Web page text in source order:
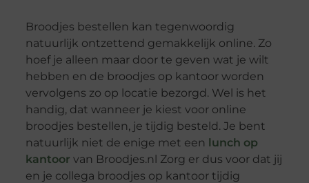
Broodjes bestellen kan tegenwoordig
natuurlijk ontzettend gemakkelijk online. Zo
hoef je alleen maar door te geven wat je wilt
hebben en de broodjes op kantoor worden
vervolgens zo op locatie bezorgd. Wel is het
handig, dat wanneer je kiest voor online
broodjes bestellen, je tijdig besteld. Je bent
natuurlijk niet de enige met een lunch op
kantoor van Broodjes.nl Zorg er dus voor dat jij
en je collega broodjes op kantoor tijdig